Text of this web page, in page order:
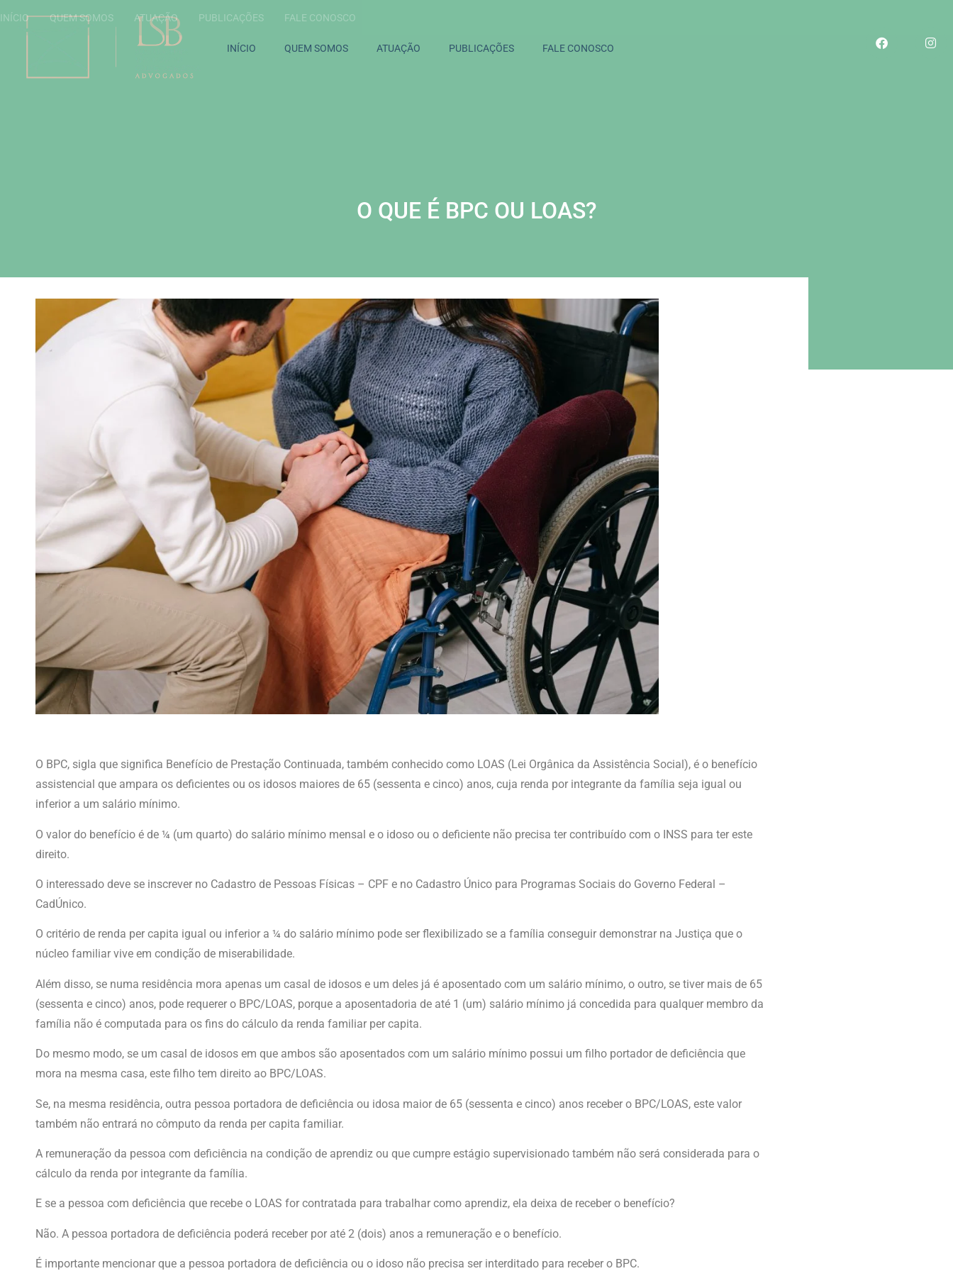
INÍCIO QUEM SOMOS ATUAÇÃO PUBLICAÇÕES FALE CONOSCO
INÍCIO QUEM SOMOS ATUAÇÃO PUBLICAÇÕES FALE CONOSCO
O QUE É BPC OU LOAS?
O BPC, sigla que significa Benefício de Prestação Continuada, também conhecido como LOAS (Lei Orgânica da Assistência Social), é o benefício
assistencial que ampara os deficientes ou os idosos maiores de 65 (sessenta e cinco) anos, cuja renda por integrante da família seja igual ou
inferior a um salário mínimo.
O valor do benefício é de ¼ (um quarto) do salário mínimo mensal e o idoso ou o deficiente não precisa ter contribuído com o INSS para ter este
direito.
O interessado deve se inscrever no Cadastro de Pessoas Físicas – CPF e no Cadastro Único para Programas Sociais do Governo Federal –
CadÚnico.
O critério de renda per capita igual ou inferior a ¼ do salário mínimo pode ser flexibilizado se a família conseguir demonstrar na Justiça que o
núcleo familiar vive em condição de miserabilidade.
Além disso, se numa residência mora apenas um casal de idosos e um deles já é aposentado com um salário mínimo, o outro, se tiver mais de 65
(sessenta e cinco) anos, pode requerer o BPC/LOAS, porque a aposentadoria de até 1 (um) salário mínimo já concedida para qualquer membro da
família não é computada para os fins do cálculo da renda familiar per capita.
Do mesmo modo, se um casal de idosos em que ambos são aposentados com um salário mínimo possui um filho portador de deficiência que
mora na mesma casa, este filho tem direito ao BPC/LOAS.
Se, na mesma residência, outra pessoa portadora de deficiência ou idosa maior de 65 (sessenta e cinco) anos receber o BPC/LOAS, este valor
também não entrará no cômputo da renda per capita familiar.
A remuneração da pessoa com deficiência na condição de aprendiz ou que cumpre estágio supervisionado também não será considerada para o
cálculo da renda por integrante da família.
E se a pessoa com deficiência que recebe o LOAS for contratada para trabalhar como aprendiz, ela deixa de receber o benefício?
Não. A pessoa portadora de deficiência poderá receber por até 2 (dois) anos a remuneração e o benefício.
É importante mencionar que a pessoa portadora de deficiência ou o idoso não precisa ser interditado para receber o BPC.